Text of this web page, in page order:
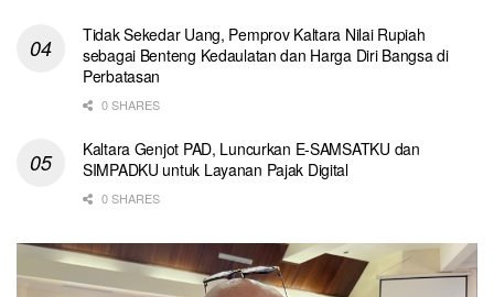
Tidak Sekedar Uang, Pemprov Kaltara Nilai Rupiah
sebagai Benteng Kedaulatan dan Harga Diri Bangsa di
Perbatasan
0 SHARES
Kaltara Genjot PAD, Luncurkan E-SAMSATKU dan
SIMPADKU untuk Layanan Pajak Digital
0 SHARES